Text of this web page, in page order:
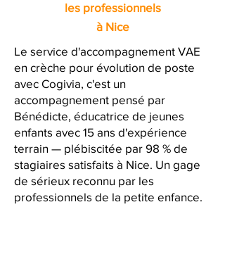
les professionnels
à Nice
Le service d'accompagnement VAE
en crèche pour évolution de poste
avec Cogivia, c'est un
accompagnement pensé par
Bénédicte, éducatrice de jeunes
enfants avec 15 ans d'expérience
terrain — plébiscitée par 98 % de
stagiaires satisfaits à Nice. Un gage
de sérieux reconnu par les
professionnels de la petite enfance.